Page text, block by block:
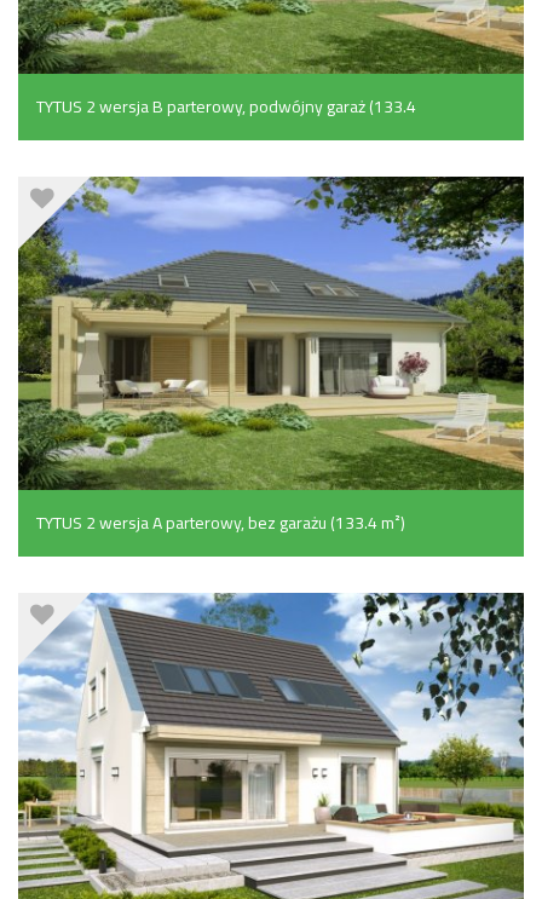
TYTUS 2 wersja B parterowy, podwójny garaż (133.4
m²)
TYTUS 2 wersja A parterowy, bez garażu (133.4 m²)